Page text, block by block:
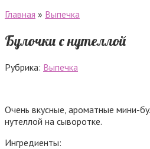
Главная » Выпечка
Булочки с нутеллой
Рубрика: Выпечка
Очень вкусные, ароматные мини-
нутеллой на сыворотке.
Ингредиенты: